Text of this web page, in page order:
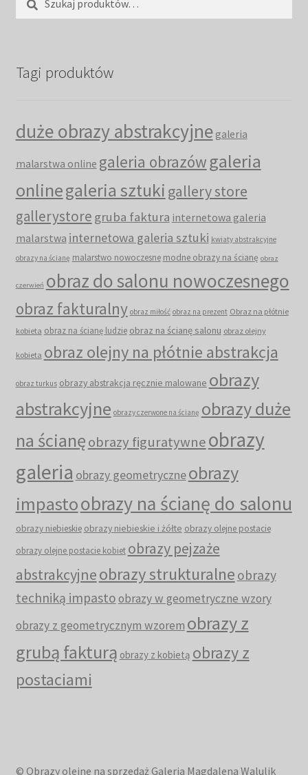
Tagi produktów
duże obrazy abstrakcyjne galeria
malarstwa online galeria obrazów galeria
onlinegaleria sztuki gallery store
gallerystore gruba faktura internetowa galeria
malarstwa internetowa galeria sztuki kwiaty abstrakcyjne
obrazy na ścianę malarstwo nowoczesne modne obrazy na ścianę obraz
czerwień obraz do salonu nowoczesnego
obraz fakturalny obraz miłość obraz na prezent Obraz na płótnie
kobieta obraz na ścianę ludzie obraz na ścianę salonu obraz olejny
kobieta obraz olejny na płótnie abstrakcja
obraz turkus obrazy abstrakcja ręcznie malowane obrazy
abstrakcyjne obrazy czerwone na ścianę obrazy duże
na ścianęobrazy figuratywneobrazy
galeria obrazy geometryczneobrazy
impastoobrazy na ścianę do salonu
obrazy niebieskie obrazy niebieskie i żółte obrazy olejne postacie
obrazy olejne postacie kobiet obrazy pejzaże
abstrakcyjneobrazy strukturalne obrazy
techniką impastoobrazy w geometryczne wzory
obrazy z geometrycznym wzorem obrazy z
grubą fakturą obrazy z kobietą obrazy z
postaciami
© Obrazy olejne na sprzedaż Galeria Magdalena Walulik